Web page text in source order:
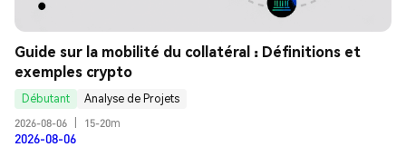
Guide sur la mobilité du collatéral : Définitions et
exemples crypto
Débutant
Analyse de Projets
2026-08-06
15-20m
2026-08-06